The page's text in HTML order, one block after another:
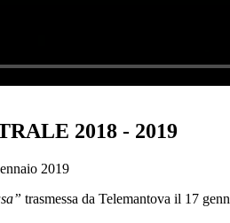
2018 - 2019
2019
trasmessa da Telemantova il 17